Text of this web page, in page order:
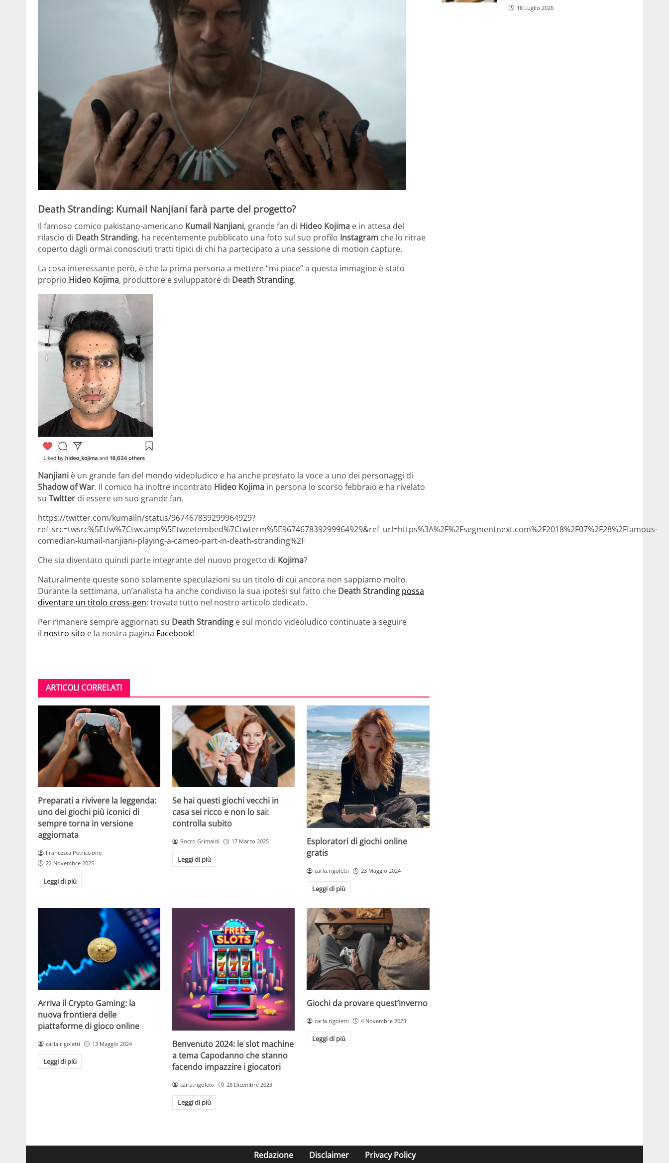
Death Stranding: Kumail Nanjiani farà parte del progetto?
Il famoso comico pakistano-americano Kumail Nanjiani, grande fan di Hideo Kojima e in attesa del
rilascio di Death Stranding, ha recentemente pubblicato una foto sul suo profilo Instagram che lo ritrae
coperto dagli ormai conosciuti tratti tipici di chi ha partecipato a una sessione di motion capture.
La cosa interessante però, è che la prima persona a mettere “mi piace” a questa immagine è stato
proprio Hideo Kojima, produttore e sviluppatore di Death Stranding.
Nanjiani è un grande fan del mondo videoludico e ha anche prestato la voce a uno dei personaggi di
Shadow of War. Il comico ha inoltre incontrato Hideo Kojima in persona lo scorso febbraio e ha rivelato
su Twitter di essere un suo grande fan.
https://twitter.com/kumailn/status/967467839299964929?
ref_src=twsrc%5Etfw%7Ctwcamp%5Etweetembed%7Ctwterm%5E967467839299964929&ref_url=https%3A%2F%2Fsegmentnext.com%2F2018%2F07%2F28%2Ffamous-
comedian-kumail-nanjiani-playing-a-cameo-part-in-death-stranding%2F
Che sia diventato quindi parte integrante del nuovo progetto di Kojima?
Naturalmente queste sono solamente speculazioni su un titolo di cui ancora non sappiamo molto.
Durante la settimana, un’analista ha anche condiviso la sua ipotesi sul fatto che Death Stranding possa
diventare un titolo cross-gen; trovate tutto nel nostro articolo dedicato.
Per rimanere sempre aggiornati su Death Stranding e sul mondo videoludico continuate a seguire
il nostro sito e la nostra pagina Facebook!
ARTICOLI CORRELATI
Preparati a rivivere la leggenda:
uno dei giochi più iconici di
sempre torna in versione
aggiornata
Francesca Petriccione
22 Novembre 2025
Leggi di più
Se hai questi giochi vecchi in
casa sei ricco e non lo sai:
controlla subito
Rocco Grimaldi 17 Marzo 2025
Leggi di più
Esploratori di giochi online
gratis
carla.rigoletti 23 Maggio 2024
Leggi di più
Arriva il Crypto Gaming: la
nuova frontiera delle
piattaforme di gioco online
carla.rigoletti 13 Maggio 2024
Leggi di più
Benvenuto 2024: le slot machine
a tema Capodanno che stanno
facendo impazzire i giocatori
carla.rigoletti 28 Dicembre 2023
Leggi di più
Giochi da provare quest’inverno
carla.rigoletti 4 Novembre 2023
Leggi di più
18 Luglio 2026
Redazione Disclaimer Privacy Policy